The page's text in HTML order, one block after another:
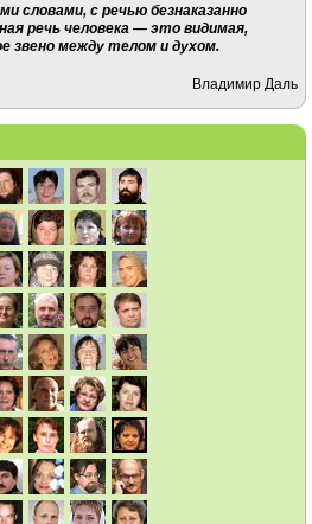
словами, с речью безнаказанно
речь человека — это видимая,
звено между телом и духом.
Владимир Даль